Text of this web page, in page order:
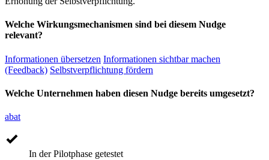
Welche Wirkungsmechanismen sind bei diesem Nudge
relevant?
Informationen übersetzen Informationen sichtbar machen
(Feedback) Selbstverpflichtung fördern
Welche Unternehmen haben diesen Nudge bereits umgesetzt?
abat
In der Pilotphase getestet